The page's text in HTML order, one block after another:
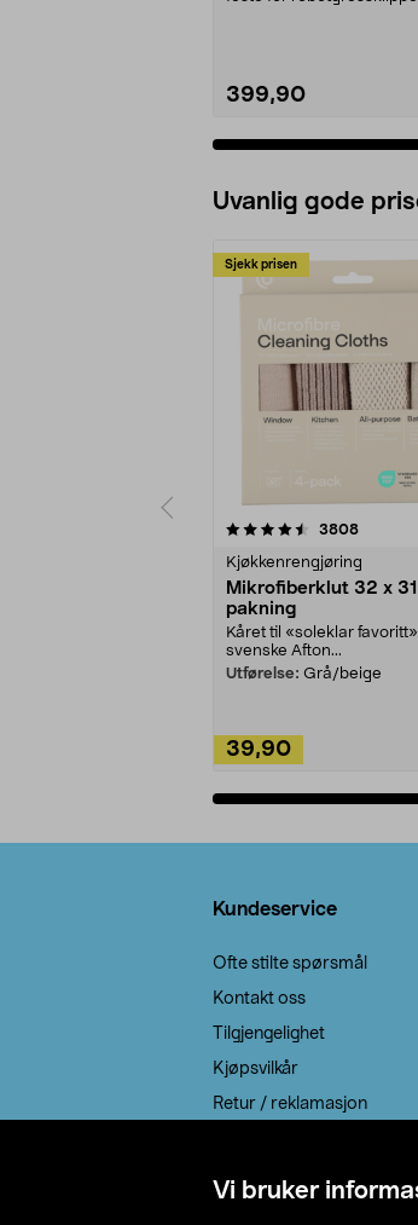
Vi bruker
399,90
Uvanlig gode
Sjekk prisen
3808
Kjøkkenrengjøring
Mikrofiberklut 32 x
pakning
Kåret til «soleklar
svenske Afton...
Utførelse: Grå/beige
39,90
4.5av 5 stjerner
Kundeservice
Ofte stilte spørsmål
Kontakt oss
Tilgjengelighet
Kjøpsvilkår
Retur / reklamasjon